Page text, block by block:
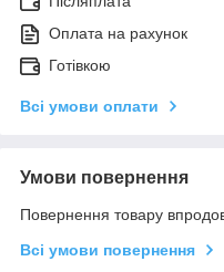
Оплата на рахунок
Готівкою
Всі умови оплати
Умови повернення
Повернення товару
Всі умови повернення